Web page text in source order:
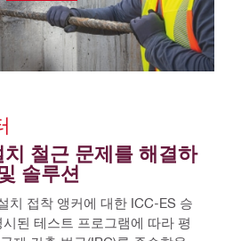
철근 문제를 해결하
솔루션
치 접착 앵커에 대한 ICC-ES 승
된 테스트 프로그램에 따라 평